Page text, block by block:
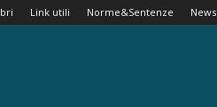
Link utili Norme&Sentenze